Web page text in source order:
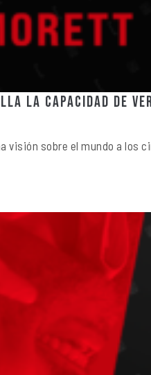
la capacidad de
visión sobre el mundo a los